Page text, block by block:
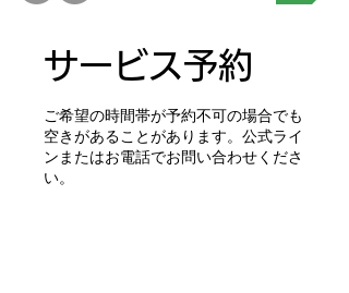
サービス予約
ご希望の時間帯が予約不可の場合でも
空きがあることがあります。公式ライ
ンまたはお電話でお問い合わせくださ
い。